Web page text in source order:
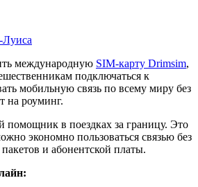
Луиса
международную SIM-карту Drimsim,
подключаться к
мобильную связь по всему миру без
на роуминг.
в поездках за границу. Это
экономно пользоваться связью без
и абонентской платы.